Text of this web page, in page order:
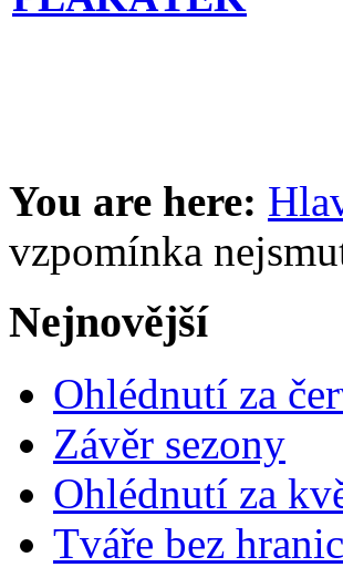
You are here:
vzpomínka
Nejnovější
Ohlédnutí za
Závěr sezony
Ohlédnutí za
Tváře bez hranic